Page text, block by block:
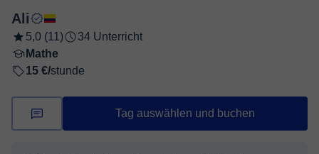
Ali
5,0 (11)
34 Unterricht
Mathe
15 €/stunde
Tag auswählen und buchen